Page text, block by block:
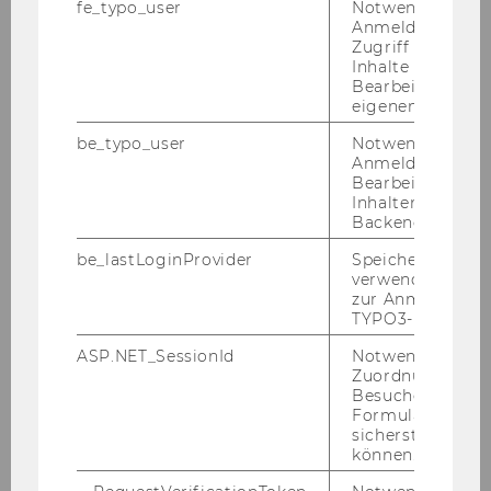
Rüdiger Frey
David Hirnschall
Kurt Hornik
fe_typo_user
Notwendig für
Anmeldung und
Zugriff auf
Inhalte oder zur
Bearbeitung des
eigenen Profils.
be_typo_user
Notwendig für
Anmeldung und
Bearbeitung von
Inhalten im
Backend.
be_lastLoginProvider
Speichert die
verwendete
zur Anmeldung
TYPO3-Backend.
ASP.NET_SessionId
Notwendig, um
Zuordnung von
Besucher zu
sicherstellen zu
können.